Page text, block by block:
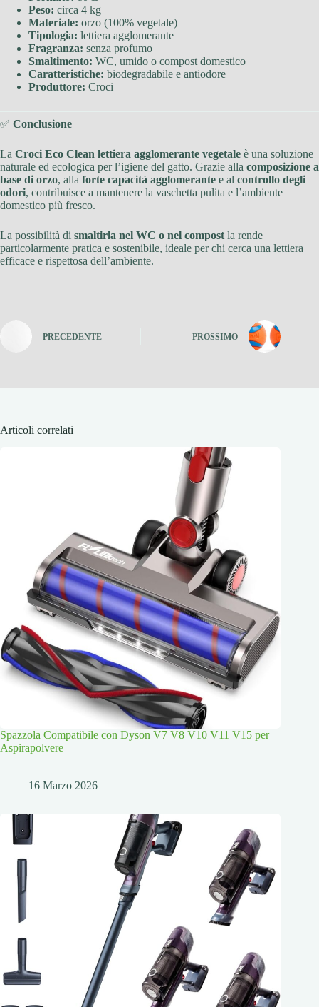
Peso: circa 4 kg
Materiale: orzo (100% vegetale)
Tipologia: lettiera agglomerante
Fragranza: senza profumo
Smaltimento: WC, umido o compost domestico
Caratteristiche: biodegradabile e antiodore
Produttore: Croci
✅ Conclusione
La Croci Eco Clean lettiera agglomerante vegetale è una soluzione
naturale ed ecologica per l’igiene del gatto. Grazie alla composizione a
base di orzo, alla forte capacità agglomerante e al controllo degli
odori, contribuisce a mantenere la vaschetta pulita e l’ambiente
domestico più fresco.
La possibilità di smaltirla nel WC o nel compost la rende
particolarmente pratica e sostenibile, ideale per chi cerca una lettiera
efficace e rispettosa dell’ambiente.
PRECEDENTE PROSSIMO
Articoli correlati
Spazzola Compatibile con Dyson V7 V8 V10 V11 V15 per
Aspirapolvere
16 Marzo 2026